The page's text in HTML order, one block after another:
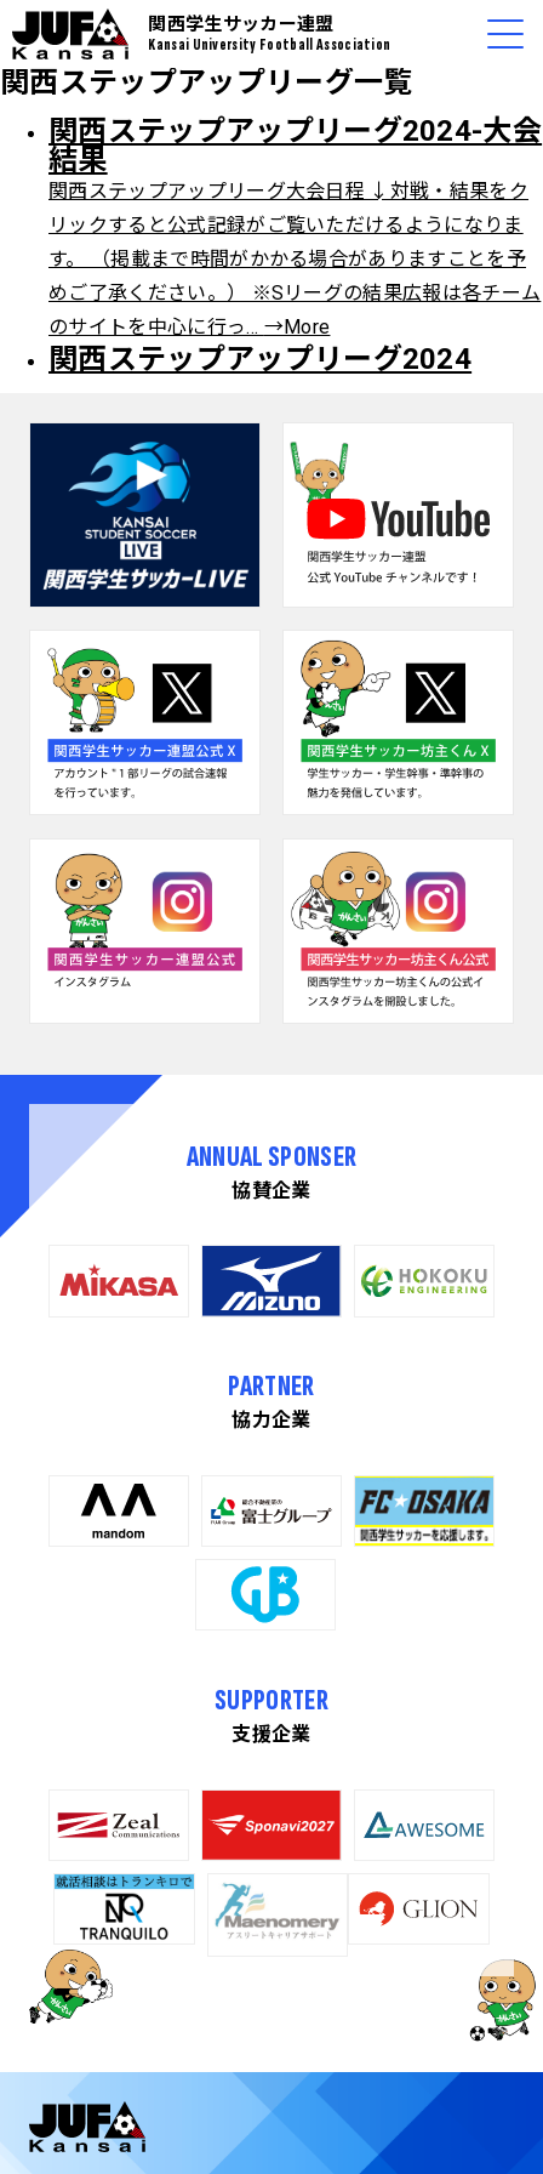
関西学生サッカー連盟
Kansai University Football Association
関西ステップアップリーグ一覧
関西ステップアップリーグ2024-大会
結果
関西ステップアップリーグ大会日程 ↓対戦・結果をク
リックすると公式記録がご覧いただけるようになりま
す。 （掲載まで時間がかかる場合がありますことを予
めご了承ください。） ※Sリーグの結果広報は各チーム
のサイトを中心に行っ… →More
関西ステップアップリーグ2024
ANNUAL SPONSER
協賛企業
PARTNER
協力企業
SUPPORTER
支援企業